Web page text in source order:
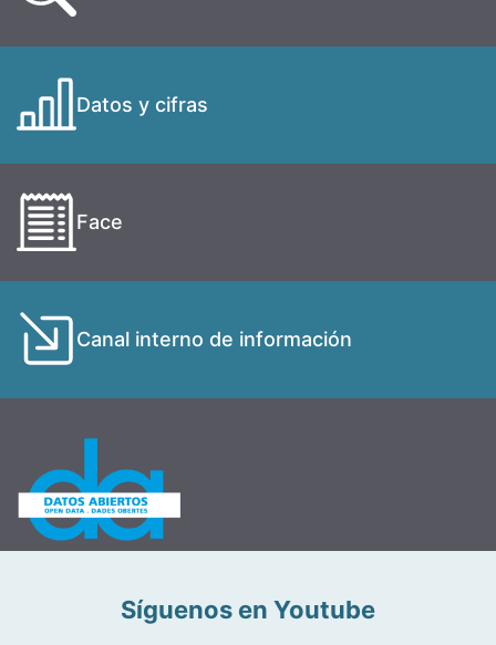
Datos y cifras
Face
Canal interno de información
Síguenos en Youtube